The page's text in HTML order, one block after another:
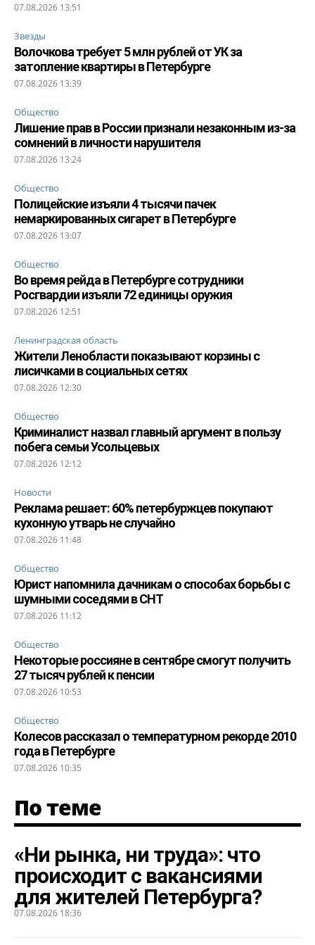
07.08.2026 13:51
Звезды
Волочкова требует 5 млн рублей от УК за
затопление квартиры в Петербурге
07.08.2026 13:39
Общество
Лишение прав в России признали незаконным из-за
сомнений в личности нарушителя
07.08.2026 13:24
Общество
Полицейские изъяли 4 тысячи пачек
немаркированных сигарет в Петербурге
07.08.2026 13:07
Общество
Во время рейда в Петербурге сотрудники
Росгвардии изъяли 72 единицы оружия
07.08.2026 12:51
Ленинградская область
Жители Ленобласти показывают корзины с
лисичками в социальных сетях
07.08.2026 12:30
Общество
Криминалист назвал главный аргумент в пользу
побега семьи Усольцевых
07.08.2026 12:12
Новости
Реклама решает: 60% петербуржцев покупают
кухонную утварь не случайно
07.08.2026 11:48
Общество
Юрист напомнила дачникам о способах борьбы с
шумными соседями в СНТ
07.08.2026 11:12
Общество
Некоторые россияне в сентябре смогут получить
27 тысяч рублей к пенсии
07.08.2026 10:53
Общество
Колесов рассказал о температурном рекорде 2010
года в Петербурге
07.08.2026 10:35
По теме
«Ни рынка, ни труда»: что
происходит с вакансиями
для жителей Петербурга?
07.08.2026 18:36